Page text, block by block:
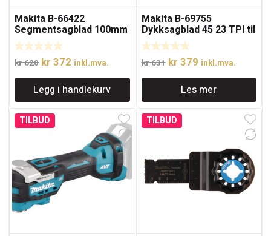
Makita B-66422
Segmentsagblad 100mm
til kapp i tre, metall og
plast, Starlock Max
kr620 Opprinnelig
pris
var:
kr 620.
kr 372 Nåværende
pris
er:
kr 372.
inkl.mva.
Legg i handlekurv
Makita B-69755
Dykksagblad 45 23 TPI til
kapping av metall,
rustfritt, plast og
glassfiber, Starlock
kr631 Opprinnelig
pris
var:
kr 631.
kr 379Nåværende
pris
er:
kr 379.
inkl.mva.
Les mer
TILBUD TILBUD